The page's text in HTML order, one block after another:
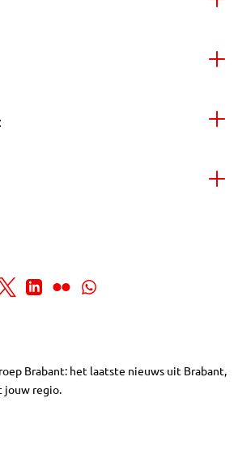
Brabant: het laatste nieuws uit Brabant,
jouw regio.